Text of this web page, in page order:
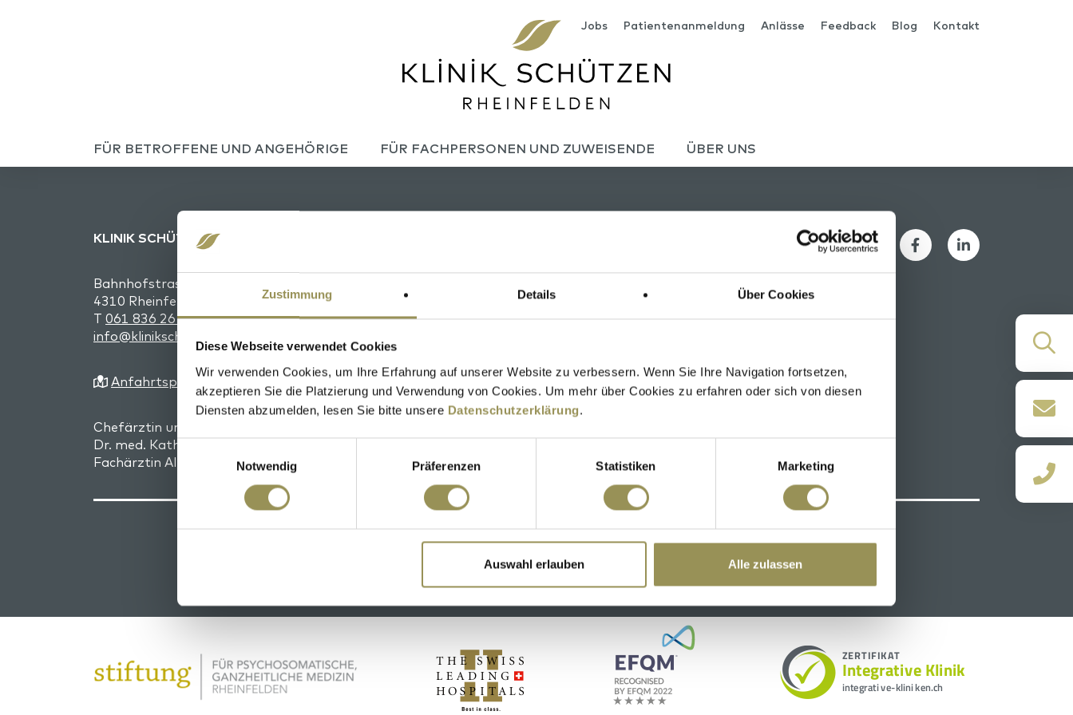
Zustimmung Details Über Cookies
Diese Webseite verwendet Cookies
Wir verwenden Cookies, um Ihre Erfahrung auf unserer Website zu verbessern. Wenn Sie Ihre Navigation fortsetzen,
akzeptieren Sie die Platzierung und Verwendung von Cookies. Um mehr über Cookies zu erfahren oder sich von diesen
Diensten abzumelden, lesen Sie bitte unsere Datenschutzerklärung.
Einwilligungsauswahl
Notwendig
Präferenzen Statistiken Marketing
Auswahl erlauben Alle zulassen
Jobs Patientenanmeldung Anlässe Feedback Blog Kontakt
FÜR BETROFFENE UND ANGEHÖRIGE FÜR FACHPERSONEN UND ZUWEISENDE ÜBER UNS
KLINIK SCHÜTZEN RHEINFELDEN
Bahnhofstrasse 19
4310 Rheinfelden
T 061 836 26 26
info@klinikschuetzen.ch
Anfahrtsplan
Chefärztin und Klinikdirektorin:
Dr. med. Katharina Gessler, EMBA, Fachärztin Psychiatrie und Psychotherapie FMH,
Fachärztin Allgemeine Innere Medizin FMH
SCHÜTZEN RHEINFELDEN KLINIK & HOTELS
Mehr erfahren